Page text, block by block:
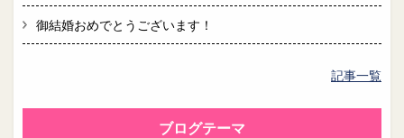
御結婚おめでとうございます！
記事一覧
ブログテーマ